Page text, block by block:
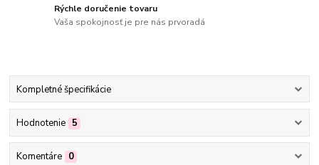
Rýchle doručenie tovaru
Vaša spokojnosť je pre nás prvoradá
Kompletné špecifikácie
Hodnotenie 5
Komentáre 0